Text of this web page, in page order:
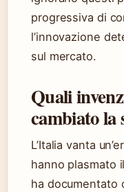
progressiva di
l’innovazione
sul mercato.
Quali
cambiato la
L’Italia vanta
hanno plasmato
ha documentato